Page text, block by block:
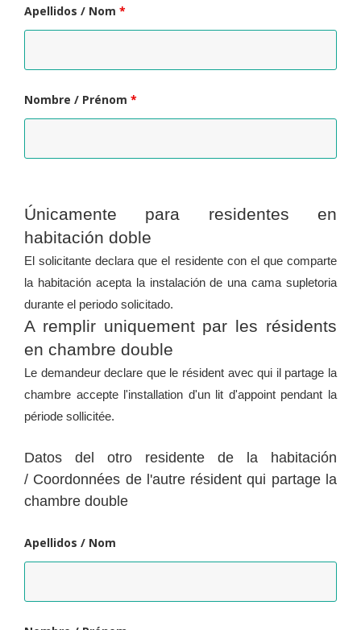
Apellidos / Nom *
Nombre / Prénom *
Únicamente para residentes en
habitación doble
El solicitante declara que el residente con el que comparte
la habitación acepta la instalación de una cama supletoria
durante el periodo solicitado.
A remplir uniquement par les résidents
en chambre double
Le demandeur declare que le résident avec qui il partage la
chambre accepte l'installation d'un lit d'appoint pendant la
période sollicitée.
Datos del otro residente de la habitación
/ Coordonnées de l'autre résident qui partage la
chambre double
Apellidos / Nom